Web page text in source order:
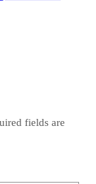
fields are